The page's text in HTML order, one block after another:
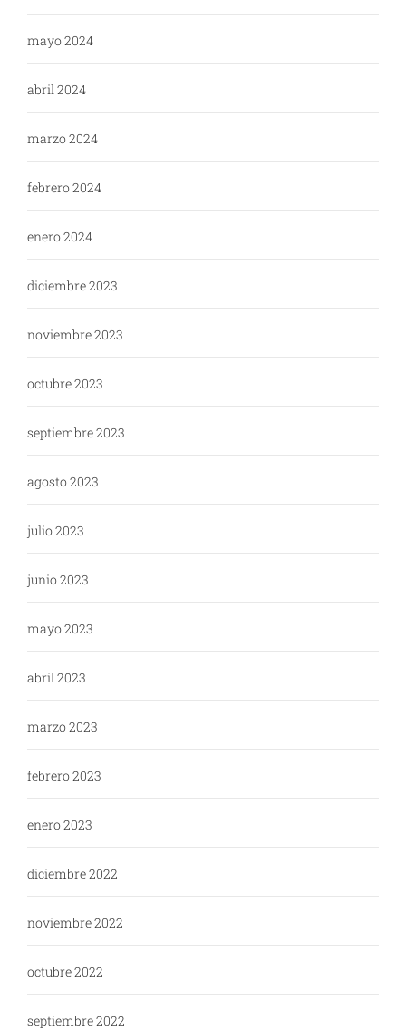
mayo 2024
abril 2024
marzo 2024
febrero 2024
enero 2024
diciembre 2023
noviembre 2023
octubre 2023
septiembre 2023
agosto 2023
julio 2023
junio 2023
mayo 2023
abril 2023
marzo 2023
febrero 2023
enero 2023
diciembre 2022
noviembre 2022
octubre 2022
septiembre 2022